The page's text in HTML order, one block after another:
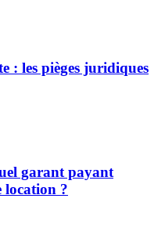
: les pièges juridiques
garant payant
location ?